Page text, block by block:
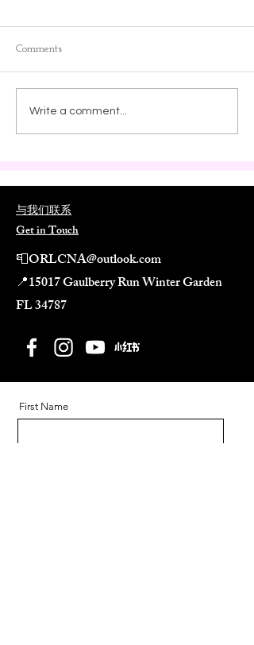
Comments
Write a comment...
与我们联系
Get in Touch
📮ORLCNA@outlook.com
📍15017 Gaulberry Run Winter Garden
FL 34787​
First Name